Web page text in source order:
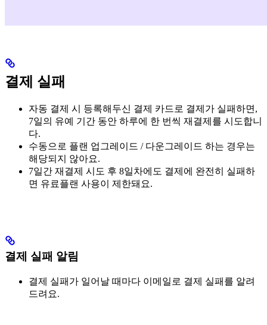
결제 실패
자동 결제 시 등록해두신 결제 카드로 결제가 실패하면,
7일의 유예 기간 동안 하루에 한 번씩 재결제를 시도합니
다.
수동으로 플랜 업그레이드 / 다운그레이드 하는 경우는
해당되지 않아요.
7일간 재결제 시도 후 8일차에도 결제에 완전히 실패하
면 유료플랜 사용이 제한돼요.
결제 실패 알림
결제 실패가 일어날 때마다 이메일로 결제 실패를 알려
드려요.